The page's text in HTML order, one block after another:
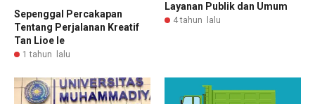
Sepenggal Percakapan
Tentang Perjalanan Kreatif
Tan Lioe Ie
1 tahun lalu
Layanan Publik dan Umum
4 tahun lalu